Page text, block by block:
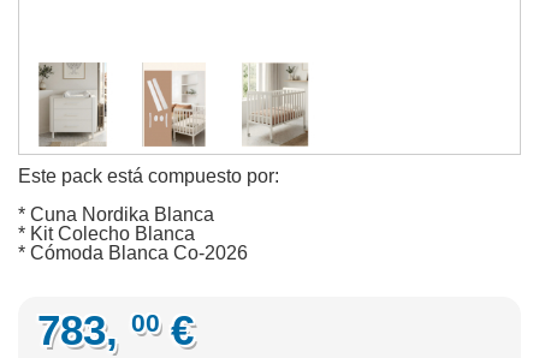
Este pack está compuesto por:
* Cuna Nordika Blanca
* Kit Colecho Blanca
* Cómoda Blanca Co-2026
783, 00 €